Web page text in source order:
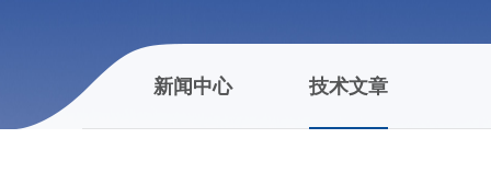
新闻中心 技术文章